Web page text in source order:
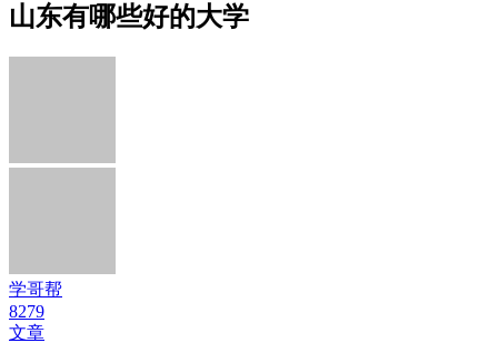
山东有哪些好的大学
学哥帮
8279
文章